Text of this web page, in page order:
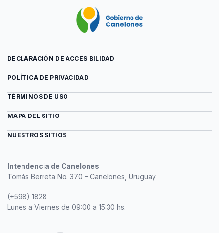
Intendencia de Canelones
Tomás Berreta No. 370 - Canelones, Uruguay
(+598) 1828
Lunes a Viernes de 09:00 a 15:30 hs.
DECLARACIÓN DE ACCESIBILIDAD
POLÍTICA DE PRIVACIDAD
TÉRMINOS DE USO
MAPA DEL SITIO
NUESTROS SITIOS